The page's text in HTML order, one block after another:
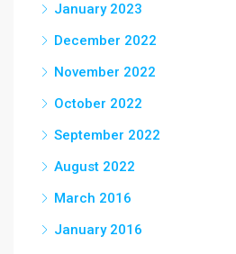
January 2023
December 2022
November 2022
October 2022
September 2022
August 2022
March 2016
January 2016